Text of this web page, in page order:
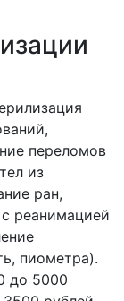
переломов
из
ран,
реанимацией
пиометра).
до 5000